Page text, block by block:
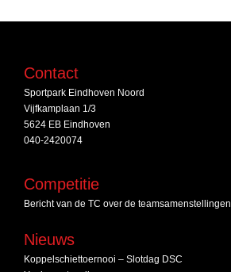
Contact
Sportpark Eindhoven Noord
Vijfkamplaan 1/3
5624 EB Eindhoven
040-2420074
Competitie
Bericht van de TC over de teamsamenstellingen
Nieuws
Koppelschiettoernooi – Slotdag DSC